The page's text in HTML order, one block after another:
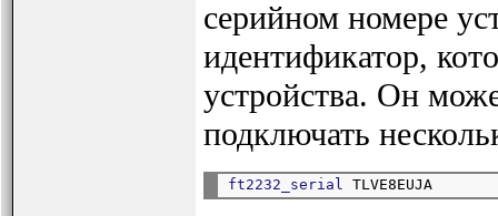
серийном номере
идентификатор,
устройства. Он
подключать
ft2232_serial